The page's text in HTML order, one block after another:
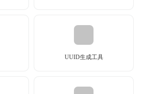
UUID生成工具